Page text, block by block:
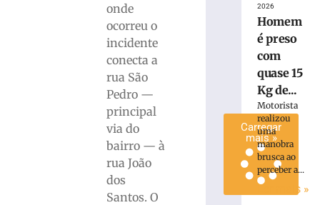
onde
ocorreu o
incidente
conecta a
rua São
Pedro —
principal
via do
bairro — à
rua João
dos
Santos. O
Carregar
mais »
2026
Homem
é preso
com
quase 15
Kg de...
Motorista
realizou
uma
manobra
brusca ao
perceber a...
Ler mais »